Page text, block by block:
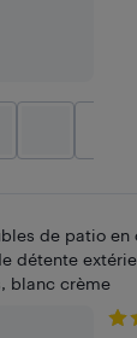
de patio en
détente
blanc crème